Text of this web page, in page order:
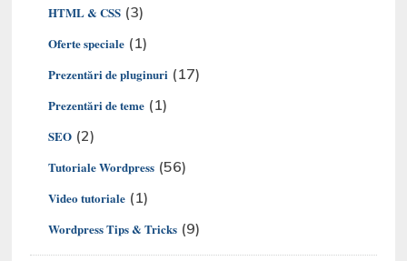
HTML & CSS (3)
Oferte speciale (1)
Prezentări de pluginuri (17)
Prezentări de teme (1)
SEO (2)
Tutoriale Wordpress (56)
Video tutoriale (1)
Wordpress Tips & Tricks (9)